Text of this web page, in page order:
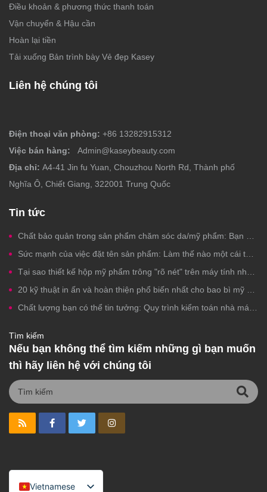
Điều khoản & phương thức thanh toán
Vận chuyển & Hậu cần
Hoàn lại tiền
Tải xuống Bản trình bày Vẻ đẹp Kasey
Liên hệ chúng tôi
Điện thoại văn phòng: +86 13282915312
Việc bán hàng:
Admin@kaseybeauty.com
Địa chỉ: A4-41 Jin fu Yuan, Chouzhou North Rd, Thành phố
Nghĩa Ô, Chiết Giang, 322001 Trung Quốc
Tin tức
Chất bảo quản trong sản phẩm chăm sóc da/mỹ phẩm: Bạn có nên lo ngại?
Sức mạnh của việc đặt tên sản phẩm: Làm thế nào một cái tên mỹ phẩm phù hợp có thể thúc đẩy lượt nhấp chuột, sự tin tưởng và doanh số bán hàng.
Tại sao thiết kế hộp mỹ phẩm trông "rõ nét" trên máy tính nhưng lại không đẹp khi in?
20 kỹ thuật in ấn và hoàn thiện phổ biến nhất cho bao bì mỹ phẩm nhãn hiệu riêng
Chất lượng bạn có thể tin tưởng: Quy trình kiểm toán nhà máy từng bước cho sản xuất mỹ phẩm nhãn hiệu riêng
Tìm kiếm
Nếu bạn không thể tìm kiếm những gì bạn muốn
thì hãy liên hệ với chúng tôi
Vietnamese